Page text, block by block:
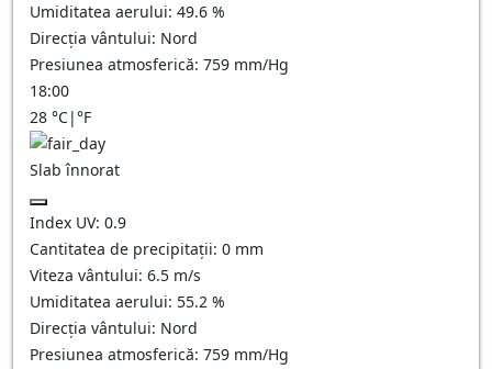
Umiditatea aerului: 49.6 %
Direcția vântului: Nord
Presiunea atmosferică: 759 mm/Hg
18:00
28 °C|°F
Slab înnorat
Index UV: 0.9
Cantitatea de precipitații: 0 mm
Viteza vântului: 6.5 m/s
Umiditatea aerului: 55.2 %
Direcția vântului: Nord
Presiunea atmosferică: 759 mm/Hg